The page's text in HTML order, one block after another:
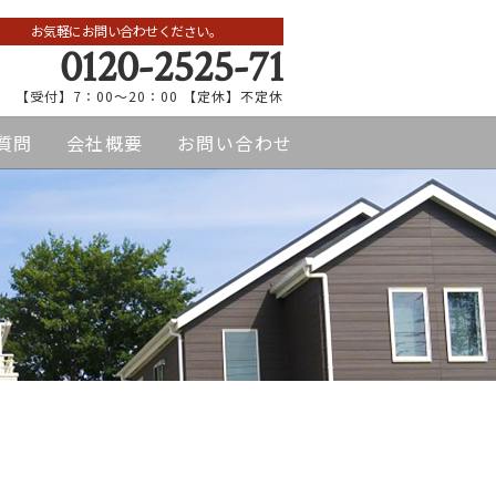
お気軽にお問い合わせください。
0120-2525-71
【受付】7：00～20：00 【定休】不定休
問 会社概要 お問い合わせ